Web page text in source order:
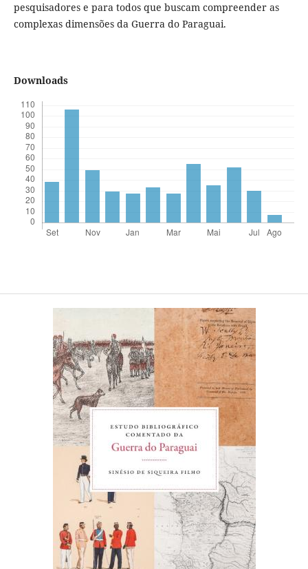
pesquisadores e para todos que buscam compreender as
complexas dimensões da Guerra do Paraguai.
Downloads